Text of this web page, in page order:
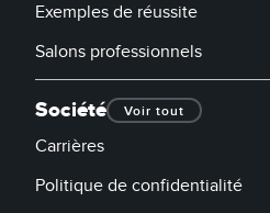
Exemples de réussite
Salons professionnels
Société Voir tout
Carrières
Politique de confidentialité